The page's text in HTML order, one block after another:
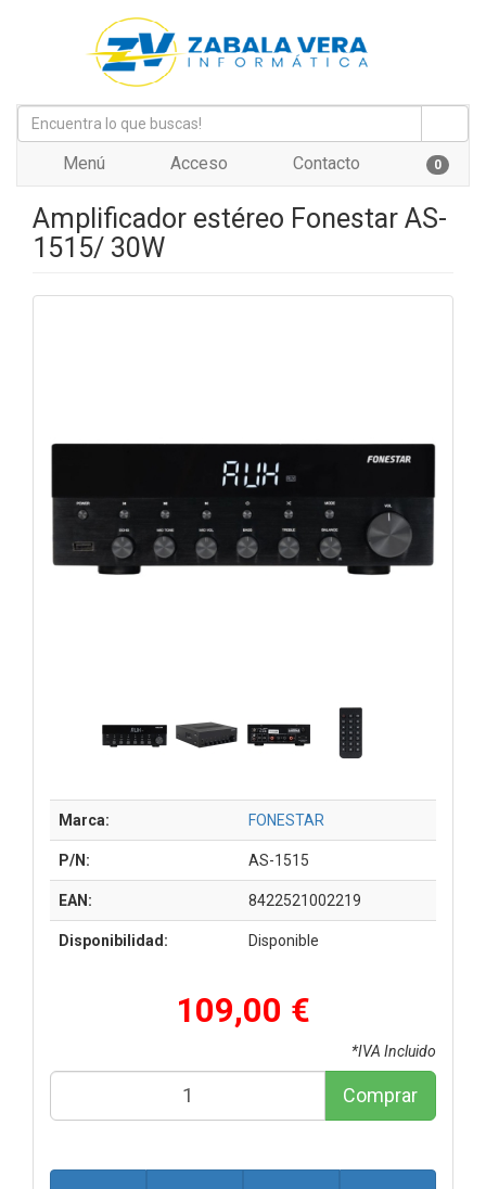
Menú Acceso Contacto 0
Amplificador estéreo Fonestar AS-
1515/ 30W
Marca: FONESTAR
P/N: AS-1515
EAN: 8422521002219
Disponibilidad: Disponible
109,00 €
*IVA Incluido
Comprar